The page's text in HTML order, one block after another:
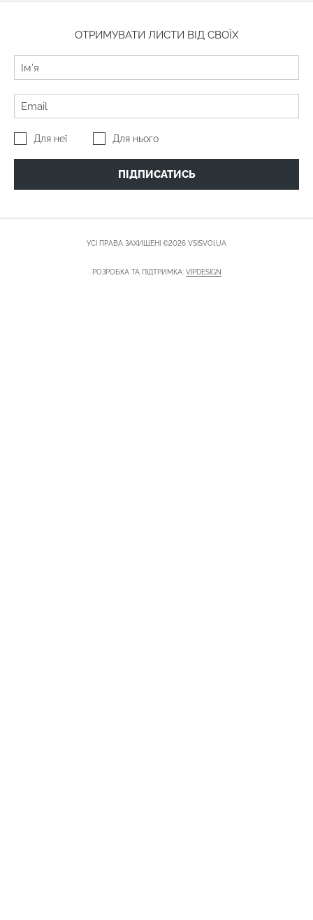
ОТРИМУВАТИ ЛИСТИ ВІД СВОЇХ
Для неї Для нього
ПІДПИСАТИСЬ
УСІ ПРАВА ЗАХИЩЕНІ ©2026 VSISVOI.UA
РОЗРОБКА ТА ПІДТРИМКА: VIPDESIGN